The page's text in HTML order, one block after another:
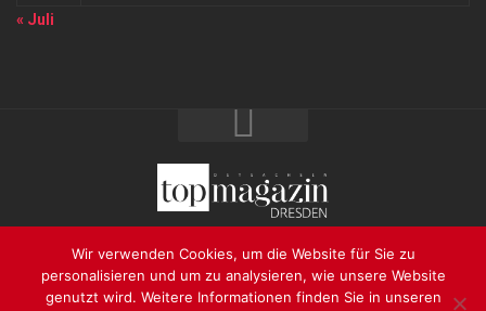
« Juli
2026 progressmedia Verlag & Werbeagentur GmbH • Bautzner
Landstraße 62 • 01324 Dresden
Wir verwenden Cookies, um die Website für Sie zu
personalisieren und um zu analysieren, wie unsere Website
genutzt wird. Weitere Informationen finden Sie in unseren